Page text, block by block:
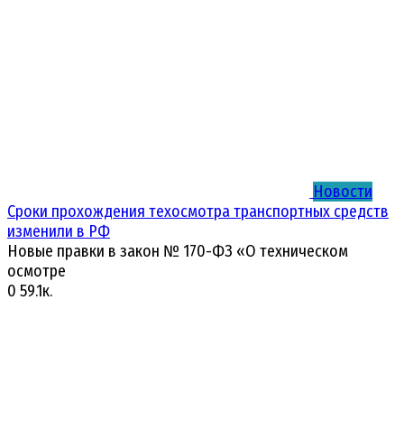
Новости
Сроки прохождения техосмотра транспортных средств
изменили в РФ
Новые правки в закон № 170-ФЗ «О техническом
осмотре
0 59.1к.